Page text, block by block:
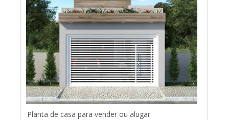
Planta de casa para vender ou alugar